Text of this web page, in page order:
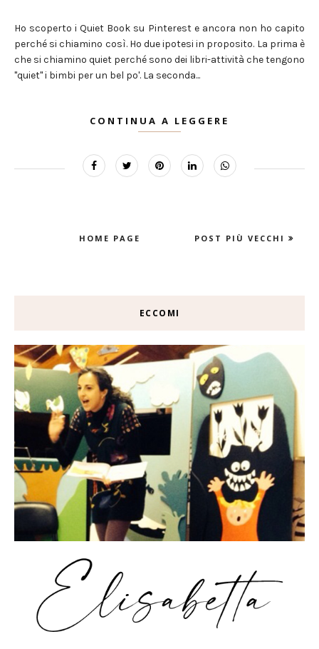
Ho scoperto i Quiet Book su Pinterest e ancora non ho capito
perché si chiamino così. Ho due ipotesi in proposito. La prima è
che si chiamino quiet perché sono dei libri-attività che tengono
"quiet" i bimbi per un bel po'. La seconda...
CONTINUA A LEGGERE
POST PIÙ VECCHI
HOME PAGE
ECCOMI